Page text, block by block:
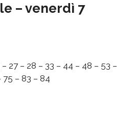
– venerdì 7
– 27 – 28 – 33 – 44 – 48 – 53 –
75 – 83 – 84